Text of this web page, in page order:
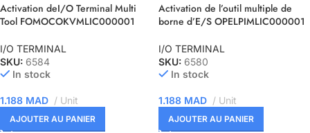
Activation deI/O Terminal Multi
Tool FOMOCOKVMLIC000001
I/O TERMINAL
SKU: 6584
In stock
1.188 MAD Unit
AJOUTER AU PANIER
Activation de l’outil multiple de
borne d’E/S OPELPIMLIC000001
I/O TERMINAL
SKU: 6580
In stock
1.188 MAD Unit
AJOUTER AU PANIER